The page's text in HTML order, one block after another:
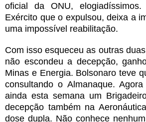
oficial da ONU, elogiadíssimos.
Exército que o expulsou, deixa a
uma impossível reabilitação.
Com isso esqueceu as outras
não escondeu a decepção,
Minas e Energia. Bolsonaro teve
consultando o Almanaque.
ainda esta semana um
decepção também na
dose dupla. Não conhece